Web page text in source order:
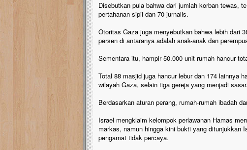
Disebutkan pula bahwa dari jumlah korban tewas,
pertahanan sipil dan 70 jurnalis.
Otoritas Gaza juga menyebutkan bahwa lebih dari
persen di antaranya adalah anak-anak dan
Sementara itu, hampir 50.000 unit rumah hancur
Total 88 masjid juga hancur lebur dan 174 lainnya
wilayah Gaza, selain tiga gereja yang menjadi
Berdasarkan aturan perang, rumah-rumah ibadah
Israel mengklaim kelompok perlawanan Hamas
markas, namun hingga kini bukti yang ditunjukkan
pengamat tidak percaya.